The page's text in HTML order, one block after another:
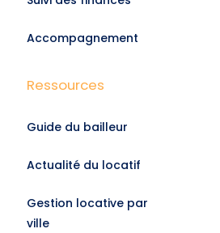
Accompagnement
Ressources
Guide du bailleur
Actualité du locatif
Gestion locative par
ville